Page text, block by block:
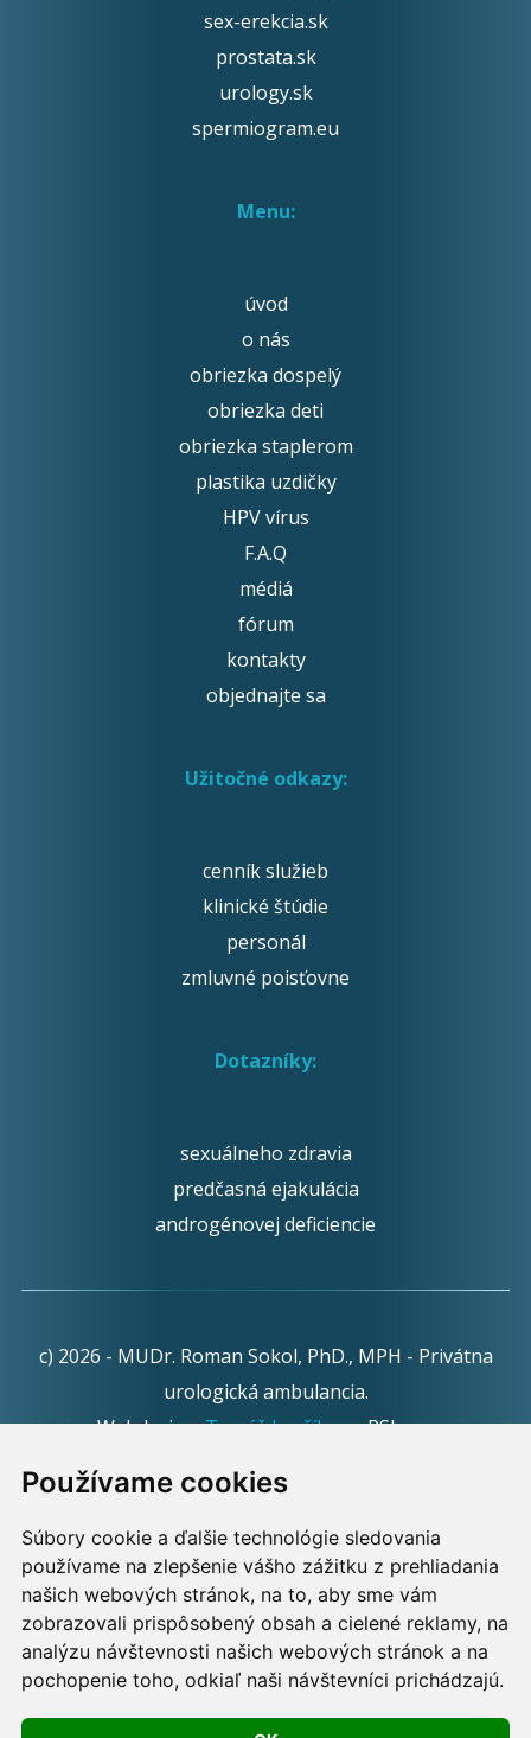
Používame cookies
Súbory cookie a ďalšie technológie sledovania
používame na zlepšenie vášho zážitku z prehliadania
našich webových stránok, na to, aby sme vám
zobrazovali prispôsobený obsah a cielené reklamy, na
analýzu návštevnosti našich webových stránok a na
pochopenie toho, odkiaľ naši návštevníci prichádzajú.
sex-erekcia.sk
prostata.sk
urology.sk
spermiogram.eu
Menu:
úvod
o nás
obriezka dospelý
obriezka deti
obriezka staplerom
plastika uzdičky
HPV vírus
F.A.Q
médiá
fórum
kontakty
objednajte sa
Užitočné odkazy:
cenník služieb
klinické štúdie
personál
zmluvné poisťovne
Dotazníky:
sexuálneho zdravia
predčasná ejakulácia
androgénovej deficiencie
c) 2026 - MUDr. Roman Sokol, PhD., MPH - Privátna
urologická ambulancia.
Webdesign:Tomáš Levčíkpre RSbros.
Informačná povinnosť -Ochrana osobných údajov v
podmienkach prevádzkovateľa.
Používame cookies -nastavenie cookies.
Skopírovaním textu alebo časti textu z akejkoľvek
stránky tohto webu a jeho umiestnením na iný web
porušíte práva MUDr. Romana Sokola, PhD., MPH, ako